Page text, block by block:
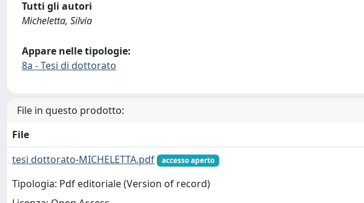
Tutti gli autori
Micheletta, Silvia
Appare nelle tipologie:
8a - Tesi di dottorato
File in questo prodotto:
File
tesi dottorato-MICHELETTA.pdf
accesso aperto
Tipologia: Pdf editoriale (Version of record)